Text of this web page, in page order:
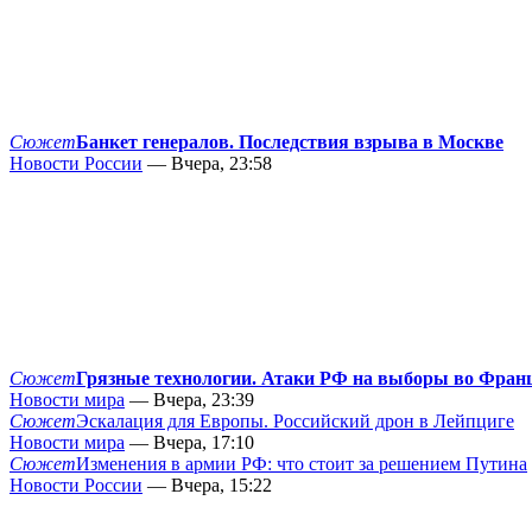
СюжетБанкет генералов. Последствия взрыва в Москве
Новости России — Вчера, 23:58
СюжетГрязные технологии. Атаки РФ на выборы во
Новости мира — Вчера, 23:39
СюжетЭскалация для Европы. Российский дрон в Лейпциге
Новости мира — Вчера, 17:10
СюжетИзменения в армии РФ: что стоит за решением Путина
Новости России — Вчера, 15:22